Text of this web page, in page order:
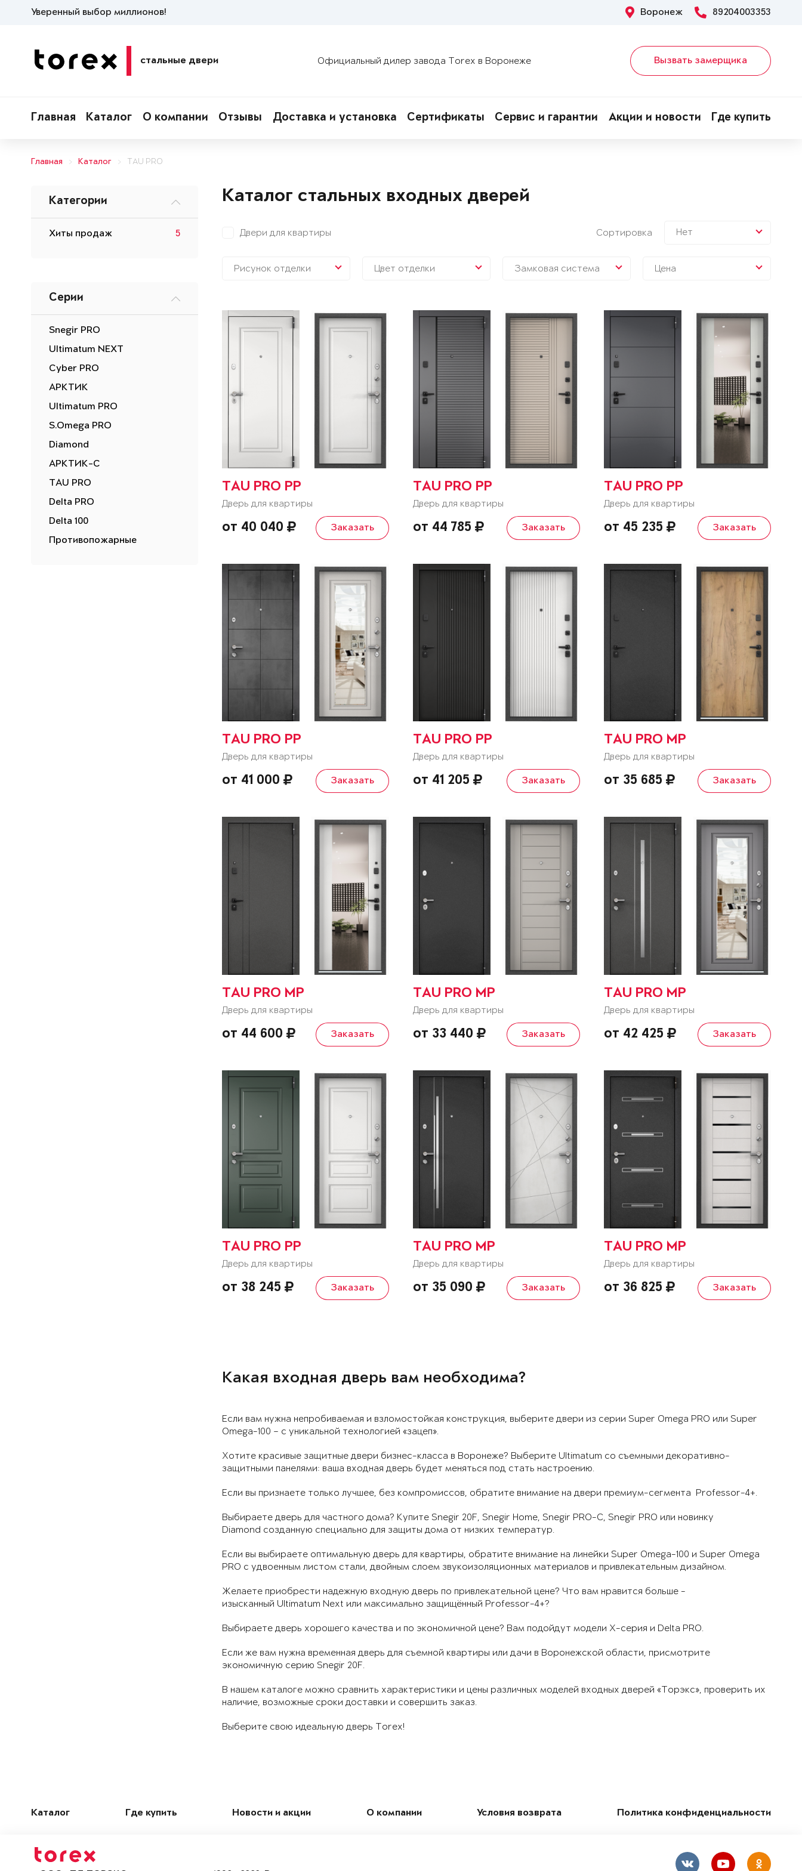
Уверенный выбор миллионов! Воронеж 89204003353
стальные двери Официальный дилер завода Torex в Воронеже Вызвать замерщика
Главная Каталог О компании Отзывы Доставка и установка Сертификаты Сервис и гарантии Акции и новости Где купить
Главная Каталог TAU PRO
Категории
Хиты продаж 5
Серии
Snegir PRO
Ultimatum NEXT
Cyber PRO
АРКТИК
Ultimatum PRO
S.Omega PRO
Diamond
АРКТИК-С
TAU PRO
Delta PRO
Delta 100
Противопожарные
Каталог стальных входных дверей
Двери для квартиры Сортировка Нет
Рисунок отделки Цвет отделки Замковая система Цена
TAU PRO PP
Дверь для квартиры
от 40 040 Заказать
TAU PRO PP
Дверь для квартиры
от 44 785 Заказать
TAU PRO PP
Дверь для квартиры
от 45 235 Заказать
TAU PRO PP
Дверь для квартиры
от 41 000 Заказать
TAU PRO PP
Дверь для квартиры
от 41 205 Заказать
TAU PRO MP
Дверь для квартиры
от 35 685 Заказать
TAU PRO MP
Дверь для квартиры
от 44 600 Заказать
TAU PRO MP
Дверь для квартиры
от 33 440 Заказать
TAU PRO MP
Дверь для квартиры
от 42 425 Заказать
TAU PRO PP
Дверь для квартиры
от 38 245 Заказать
TAU PRO MP
Дверь для квартиры
от 35 090 Заказать
TAU PRO MP
Дверь для квартиры
от 36 825 Заказать
Какая входная дверь вам необходима?
Если вам нужна непробиваемая и взломостойкая конструкция, выберите двери из серии Super Omega PRO или Super
Omega-100 – с уникальной технологией «зацеп».
Хотите красивые защитные двери бизнес-класса в Воронеже? Выберите Ultimatum со съемными декоративно-
защитными панелями: ваша входная дверь будет меняться под стать настроению.
Если вы признаете только лучшее, без компромиссов, обратите внимание на двери премиум-сегмента Professor-4+.
Выбираете дверь для частного дома? Купите Snegir 20F, Snegir Home, Snegir PRO-C, Snegir PRO или новинку
Diamond созданную специально для защиты дома от низких температур.
Если вы выбираете оптимальную дверь для квартиры, обратите внимание на линейки Super Omega-100 и Super Omega
PRO с удвоенным листом стали, двойным слоем звукоизоляционных материалов и привлекательным дизайном.
Желаете приобрести надежную входную дверь по привлекательной цене? Что вам нравится больше -
изысканный Ultimatum Next или максимально защищённый Professor-4+?
Выбираете дверь хорошего качества и по экономичной цене? Вам подойдут модели X-серия и Delta PRO.
Если же вам нужна временная дверь для съемной квартиры или дачи в Воронежской области, присмотрите
экономичную серию Snegir 20F.
В нашем каталоге можно сравнить характеристики и цены различных моделей входных дверей «Торэкс», проверить их
наличие, возможные сроки доставки и совершить заказ.
Выберите свою идеальную дверь Torex!
Каталог Где купить Новости и акции О компании Условия возврата Политика конфиденциальности